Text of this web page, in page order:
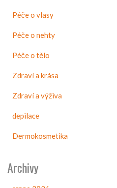
Péče o vlasy
Péče o nehty
Péče o tělo
Zdraví a krása
Zdraví a výživa
depilace
Dermokosmetika
Archivy